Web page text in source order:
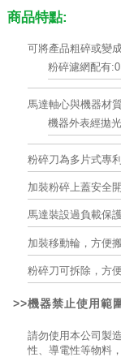
商品特點:
可將產品粗碎或變
粉碎濾網配有
馬達軸心與機器材
機器外表經拋
粉碎刀為多片式專
加裝粉碎上蓋安全
馬達裝設過負載保
加裝移動輪，方便
粉碎刀可拆除，方便
>>機器禁止使用範
請勿使用本公司製
性、導電性等物料